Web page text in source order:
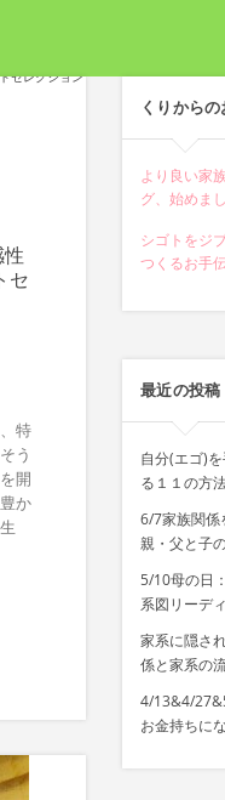
セ
特
う
開
か
くりから
より良い家
グ、始めまし
シゴトをジ
つくるお手
最近の投稿
自分(エゴ)
る１１の方
6/7家族関係
親・父と子
5/10母の日
系図リーデ
家系に隠さ
係と家系の
4/13&4/
お金持ちに